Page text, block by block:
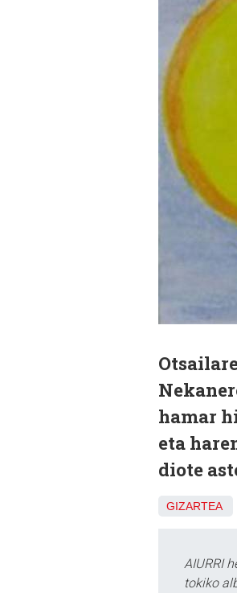
hamar
eta
diote
GIZARTEA
AIURRI
tokiko